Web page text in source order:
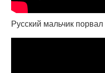
Русский мальчик